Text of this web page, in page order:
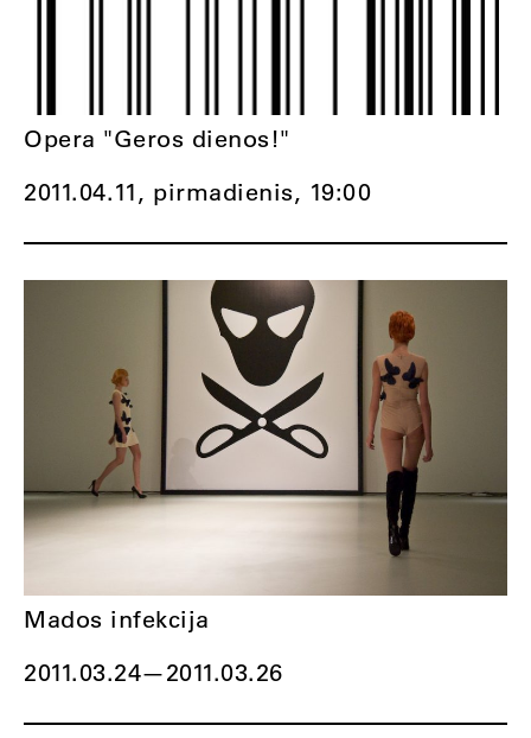
2011.04.11, pirmadienis, 19:00
Opera "Geros dienos!"
2011.03.24—2011.03.26
Mados infekcija